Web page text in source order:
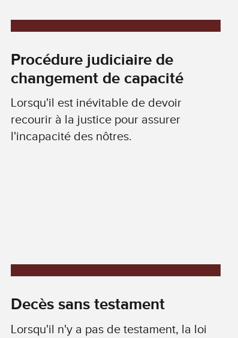
Procédure judiciaire de
changement de capacité
Lorsqu'il est inévitable de devoir
recourir à la justice pour assurer
l'incapacité des nôtres.
Decès sans testament
Lorsqu'il n'y a pas de testament, la loi